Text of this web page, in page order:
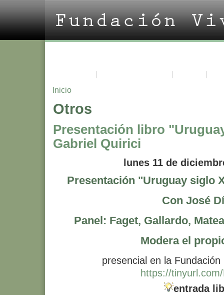
Inicio
Otros
Presentación libro
Gabriel Quirici
lunes 11 de
Presentación "Uruguay siglo
Con José
Panel: Faget, Gallardo,
Modera el
presencial en la
https://
entrada